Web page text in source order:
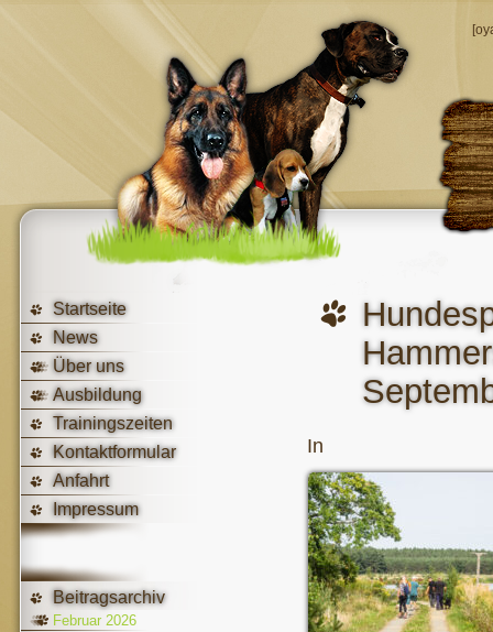
Startseite
News
Über uns
Ausbildung
Trainingszeiten
Kontaktformular
Anfahrt
Impressum
Beitragsarchiv
Februar 2026
In